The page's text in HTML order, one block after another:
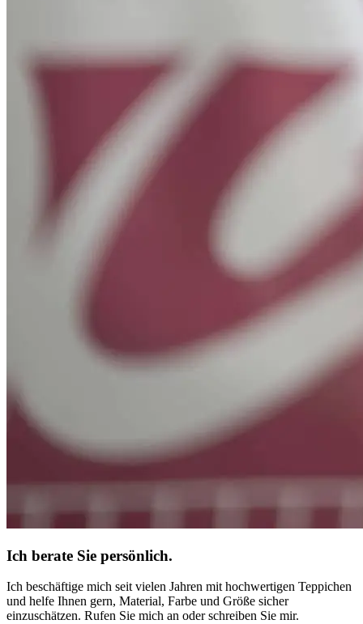
Ich berate Sie persönlich.
Ich beschäftige mich seit vielen Jahren mit hochwertigen Teppichen
und helfe Ihnen gern, Material, Farbe und Größe sicher
einzuschätzen. Rufen Sie mich an oder schreiben Sie mir.